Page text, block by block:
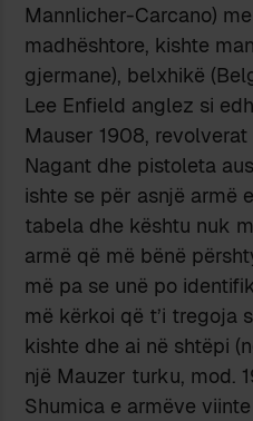
Mannlicher-Carcano)
madhështore, kishte
gjermane), belxhikë
Lee Enfield anglez si
Mauser 1908,
Nagant dhe pistoleta
ishte se për asnjë armë
tabela dhe kështu nuk
armë që më bënë
më pa se unë po
më kërkoi që t’i tregoja
kishte dhe ai në shtëpi
një Mauzer turku, mod.
Shumica e armëve